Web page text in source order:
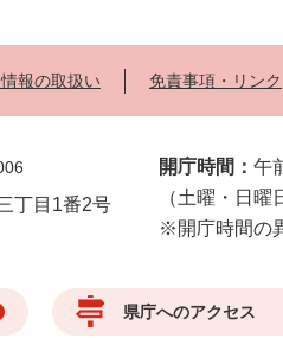
報の取扱い 免責事項・リンク
丁目1番2号
開庁時間： 午
（土曜・日
※開庁時間の
県庁へのアクセス